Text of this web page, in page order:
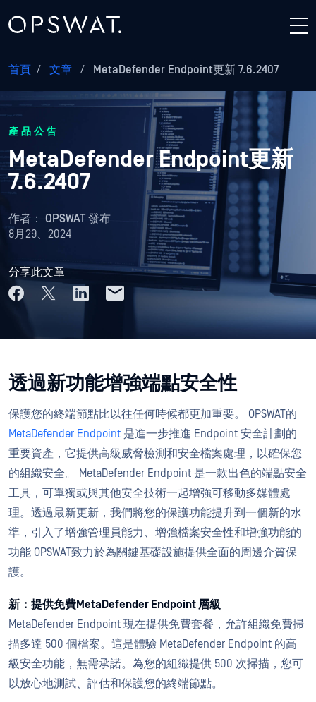
首頁 / 文章 / MetaDefender Endpoint更新 7.6.2407
產品公告
MetaDefender Endpoint更新
7.6.2407
作者： OPSWAT 發布
8月29、2024
分享此文章
透過新功能增強端點安全性
保護您的終端節點比以往任何時候都更加重要。 OPSWAT的
MetaDefender Endpoint 是進一步推進 Endpoint 安全計劃的
重要資產，它提供高級威脅檢測和安全檔案處理，以確保您
的組織安全。 MetaDefender Endpoint 是一款出色的端點安全
工具，可單獨或與其他安全技術一起增強可移動多媒體處
理。透過最新更新，我們將您的保護功能提升到一個新的水
準，引入了增強管理員能力、增強檔案安全性和增強功能的
功能 OPSWAT致力於為關鍵基礎設施提供全面的周邊介質保
護。
新：提供免費MetaDefender Endpoint 層級
MetaDefender Endpoint 現在提供免費套餐，允許組織免費掃
描多達 500 個檔案。這是體驗 MetaDefender Endpoint 的高
級安全功能，無需承諾。為您的組織提供 500 次掃描，您可
以放心地測試、評估和保護您的終端節點。